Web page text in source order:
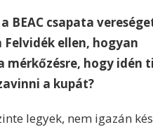
BEAC csapata
ellen, hogyan
mérkőzésre, hogy idén ti
a kupát?
legyek, nem igazán